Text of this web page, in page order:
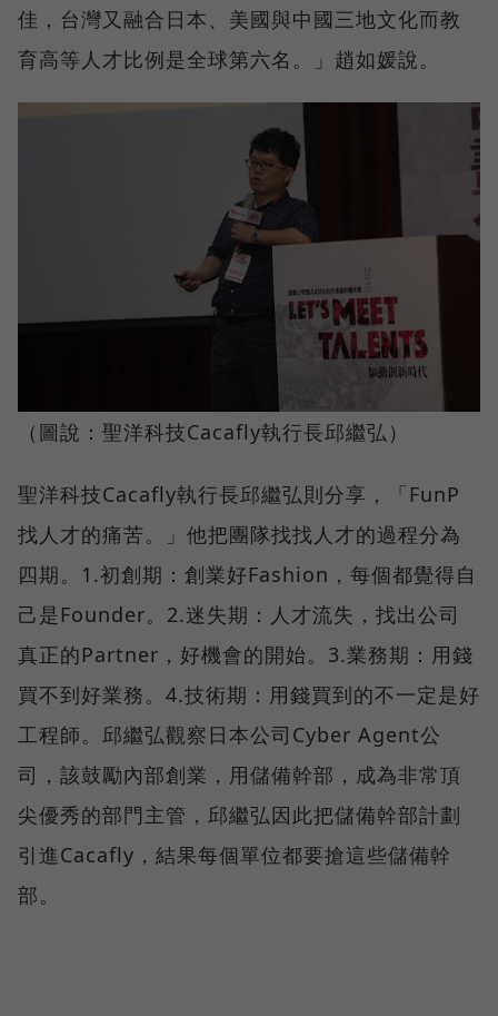
佳，台灣又融合日本、美國與中國三地文化而教
育高等人才比例是全球第六名。」趙如媛說。
（圖說：聖洋科技Cacafly執行長邱繼弘）
聖洋科技Cacafly執行長邱繼弘則分享，「FunP
找人才的痛苦。」他把團隊找找人才的過程分為
四期。1.初創期：創業好Fashion，每個都覺得自
己是Founder。2.迷失期：人才流失，找出公司
真正的Partner，好機會的開始。3.業務期：用錢
買不到好業務。4.技術期：用錢買到的不一定是好
工程師。邱繼弘觀察日本公司Cyber Agent公
司，該鼓勵內部創業，用儲備幹部，成為非常頂
尖優秀的部門主管，邱繼弘因此把儲備幹部計劃
引進Cacafly，結果每個單位都要搶這些儲備幹
部。